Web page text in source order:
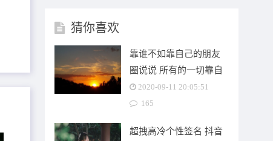
猜你喜欢
靠谁不如靠自己的朋友
圈说说 所有的一切靠自
己的句子
2020-09-11 20:05:51
165
超拽高冷个性签名 抖音